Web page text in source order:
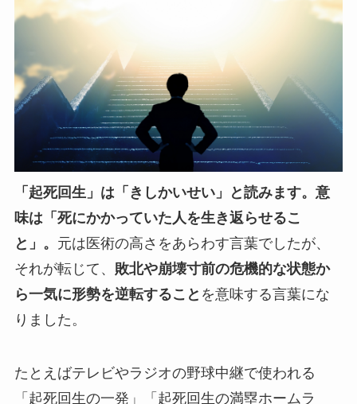
「起死回生」は「きしかいせい」と読みます。 意
味は「死にかかっていた人を生き返らせるこ
と」。 元は医術の高さをあらわす言葉でしたが、
それが転じて、 敗北や崩壊寸前の危機的な状態か
ら一気に形勢を逆転すること を意味する言葉にな
りました。
たとえばテレビやラジオの野球中継で使われる
「起死回生の一発」「起死回生の満塁ホームラ